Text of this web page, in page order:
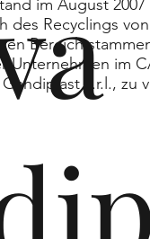
im August
des Recyclings
Bereich
Unternehmen im
s.r.l.,